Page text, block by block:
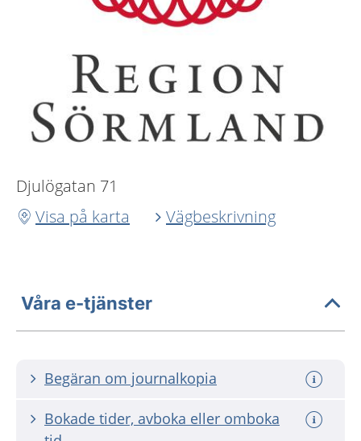
Djulögatan 71
Visa på karta
Vägbeskrivning
Våra e-tjänster
Begäran om journalkopia
Bokade tider, avboka eller omboka